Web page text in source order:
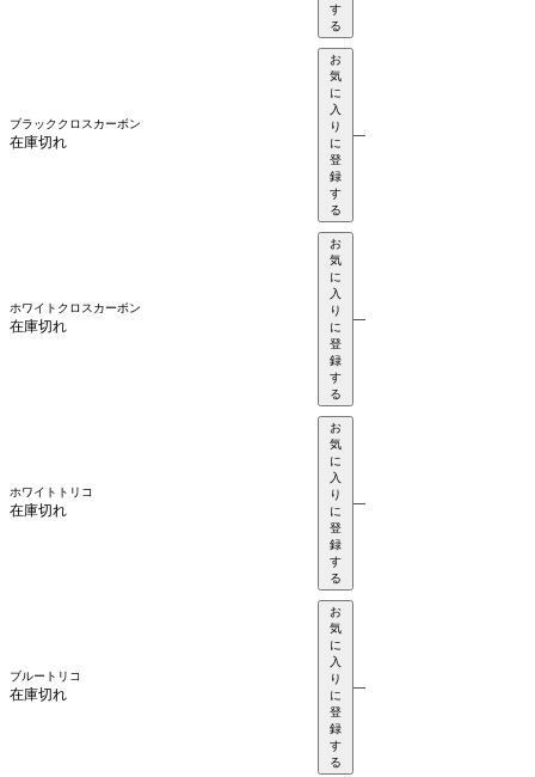
す
る
ブラッククロスカーボン
在庫切れ
お
気
に
入
り
に
登
録
す
る
—
ホワイトクロスカーボン
在庫切れ
お
気
に
入
り
に
登
録
す
る
—
ホワイトトリコ
在庫切れ
お
気
に
入
り
に
登
録
す
る
—
ブルートリコ
在庫切れ
お
気
に
入
り
に
登
録
す
る
—